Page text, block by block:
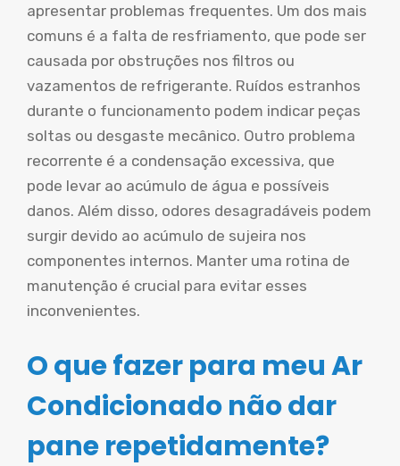
apresentar problemas frequentes. Um dos mais
comuns é a falta de resfriamento, que pode ser
causada por obstruções nos filtros ou
vazamentos de refrigerante. Ruídos estranhos
durante o funcionamento podem indicar peças
soltas ou desgaste mecânico. Outro problema
recorrente é a condensação excessiva, que
pode levar ao acúmulo de água e possíveis
danos. Além disso, odores desagradáveis podem
surgir devido ao acúmulo de sujeira nos
componentes internos. Manter uma rotina de
manutenção é crucial para evitar esses
inconvenientes.
O que fazer para meu Ar
Condicionado não dar
pane repetidamente?